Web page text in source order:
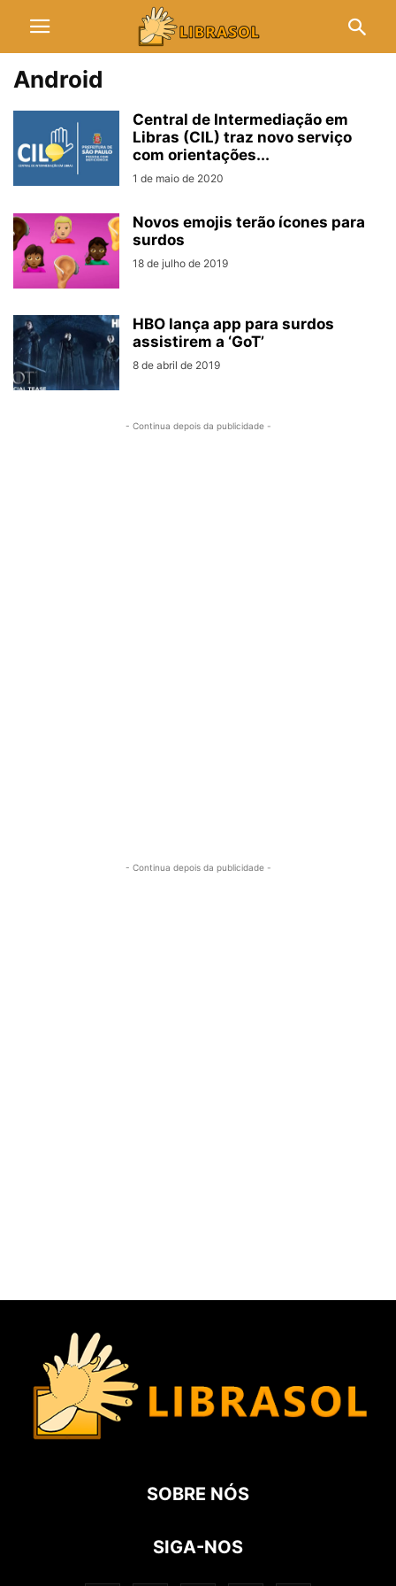
Android
Central de Intermediação em
Libras (CIL) traz novo serviço
com orientações...
1 de maio de 2020
Novos emojis terão ícones para
surdos
18 de julho de 2019
HBO lança app para surdos
assistirem a ‘GoT’
8 de abril de 2019
- Continua depois da publicidade -
- Continua depois da publicidade -
SOBRE NÓS
SIGA-NOS